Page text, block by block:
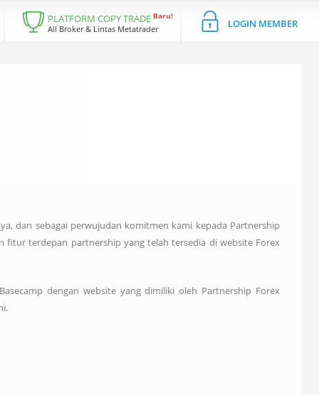
PLATFORM COPY TRADE Baru!
All Broker & Lintas Metatrader LOGIN MEMBER
dan sebagai perwujudan komitmen kami kepada Partnership
fitur terdepan partnership yang telah tersedia di website Forex
dengan website yang dimiliki oleh Partnership Forex